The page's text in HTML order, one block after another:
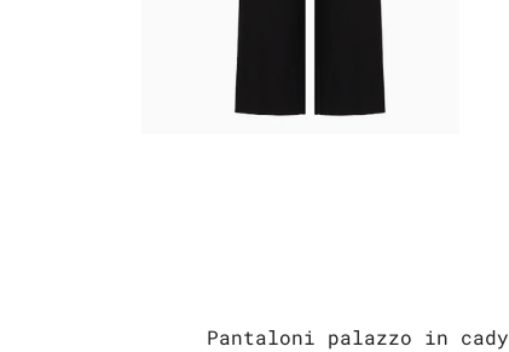
Pantaloni palazzo in cady